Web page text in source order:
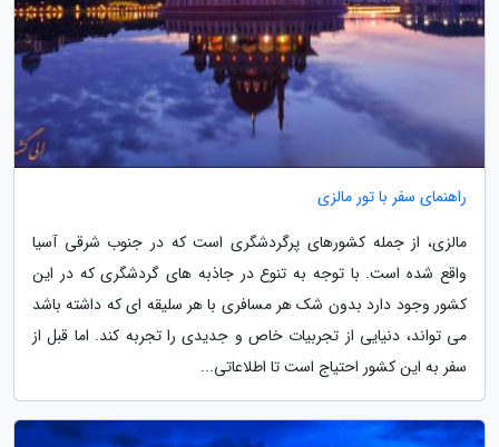
راهنمای سفر با تور مالزی
مالزی، از جمله کشورهای پرگردشگری است که در جنوب شرقی آسیا
واقع شده است. با توجه به تنوع در جاذبه های گردشگری که در این
کشور وجود دارد بدون شک هر مسافری با هر سلیقه ای که داشته باشد
می تواند، دنیایی از تجربیات خاص و جدیدی را تجربه کند. اما قبل از
سفر به این کشور احتیاج است تا اطلاعاتی...